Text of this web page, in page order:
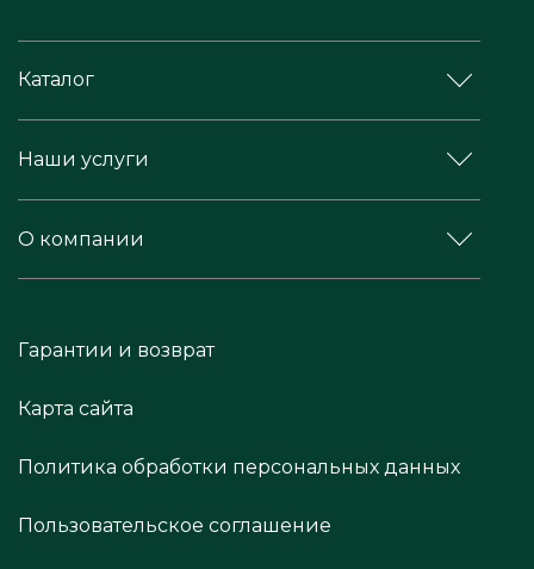
Каталог
Наши услуги
О компании
Гарантии и возврат
Карта сайта
Политика обработки персональных данных
Пользовательское соглашение